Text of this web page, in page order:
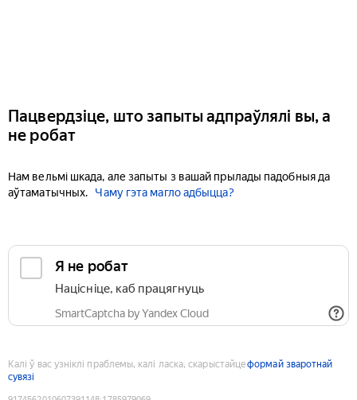
Пацвердзіце, што запыты адпраўлялі вы, а
не робат
Нам вельмі шкада, але запыты з вашай прылады падобныя да
аўтаматычных.
Чаму гэта магло адбыцца?
Я не робат
Націсніце, каб працягнуць
SmartCaptcha by Yandex Cloud
Калі ў вас узніклі праблемы, калі ласка, скарыстайцеформай зваротнай
сувязі